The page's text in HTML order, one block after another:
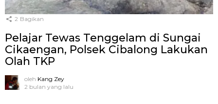
2 Bagikan
Pelajar Tewas Tenggelam di Sungai
Cikaengan, Polsek Cibalong Lakukan
Olah TKP
oleh Kang Zey
2 bulan yang lalu